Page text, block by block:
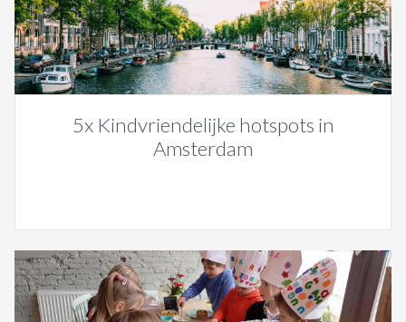
5x Kindvriendelijke hotspots in
Amsterdam